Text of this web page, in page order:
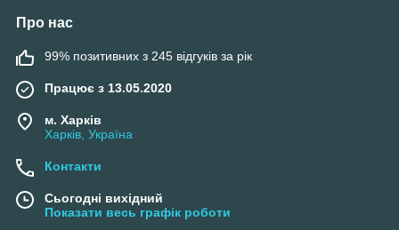
Про нас
99% позитивних з 245 відгуків за рік
Працює з 13.05.2020
м. Харків
Харків, Україна
Контакти
Сьогодні вихідний
Показати весь графік роботи